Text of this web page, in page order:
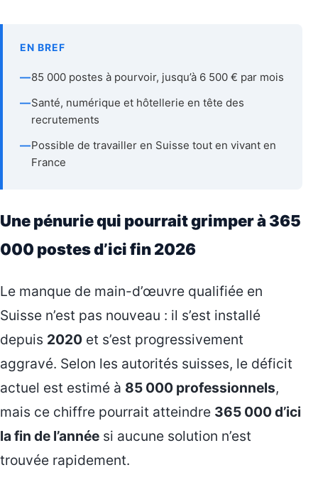
EN BREF
—85 000 postes à pourvoir, jusqu’à 6 500 € par mois
—Santé, numérique et hôtellerie en tête des
recrutements
—Possible de travailler en Suisse tout en vivant en
France
Une pénurie qui pourrait grimper à 365
000 postes d’ici fin 2026
Le manque de main-d’œuvre qualifiée en
Suisse n’est pas nouveau : il s’est installé
depuis 2020 et s’est progressivement
aggravé. Selon les autorités suisses, le déficit
actuel est estimé à 85 000 professionnels,
mais ce chiffre pourrait atteindre 365 000 d’ici
la fin de l’année si aucune solution n’est
trouvée rapidement.